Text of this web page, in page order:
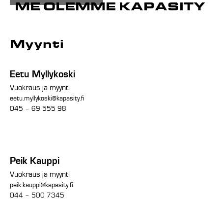
ME OLEMME KAPASITY
Myynti
Eetu Myllykoski
Vuokraus ja myynti
eetu.myllykoski@kapasity.fi
045 – 69 555 98
Peik Kauppi
Vuokraus ja myynti
peik.kauppi@kapasity.fi
044 – 500 7345